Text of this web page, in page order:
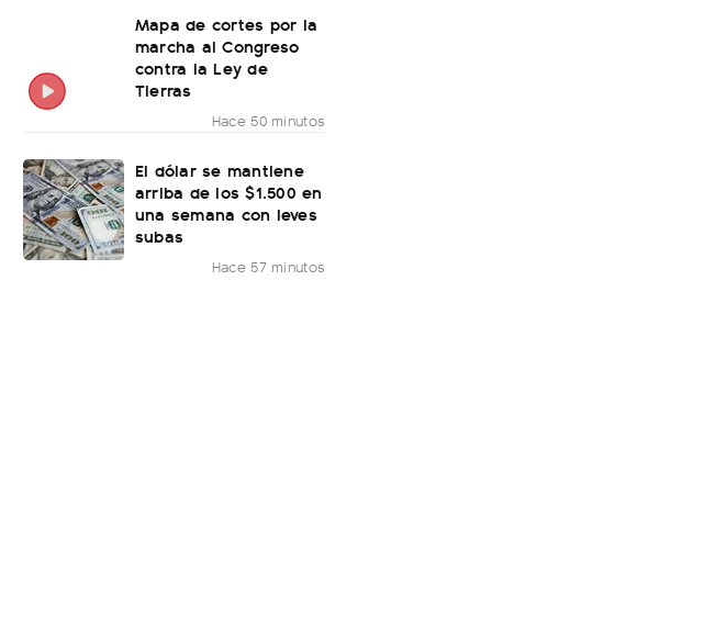
Mapa de cortes por la
marcha al Congreso
contra la Ley de
Tierras
Hace 50 minutos
El dólar se mantiene
arriba de los $1.500 en
una semana con leves
subas
Hace 57 minutos